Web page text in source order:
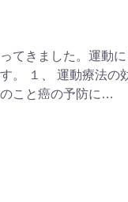
てきました。運動に
。 １、 運動療法の
こと癌の予防に…